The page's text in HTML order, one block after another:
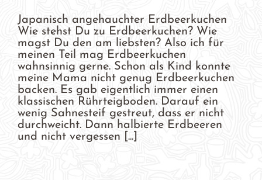
Japanisch angehauchter Erdbeerkuchen
Wie stehst Du zu Erdbeerkuchen? Wie
magst Du den am liebsten? Also ich für
meinen Teil mag Erdbeerkuchen
wahnsinnig gerne. Schon als Kind konnte
meine Mama nicht genug Erdbeerkuchen
backen. Es gab eigentlich immer einen
klassischen Rührteigboden. Darauf ein
wenig Sahnesteif gestreut, dass er nicht
durchweicht. Dann halbierte Erdbeeren
und nicht vergessen [...]